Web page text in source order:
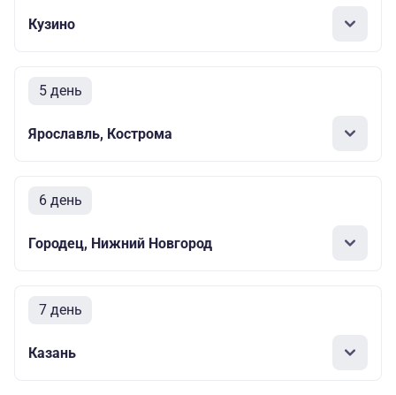
Кузино
5 день
Ярославль, Кострома
6 день
Городец, Нижний Новгород
7 день
Казань